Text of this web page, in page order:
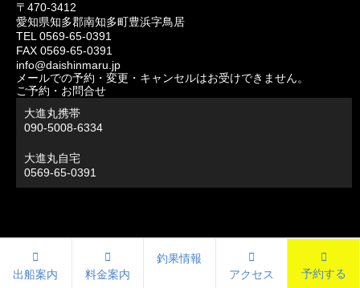
〒470-3412
愛知県知多郡南知多町豊浜字鳥居
TEL 0569-65-0391
FAX 0569-65-0391
info@daishinmaru.jp
メールでの予約・変更・キャンセルはお受けできません。
ご予約・お問合せ
大進丸携帯
090-5008-6334
大進丸自宅
0569-65-0391
出船案内 料金案内
釣果情報
アクセス
予約する